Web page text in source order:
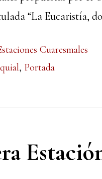
“La Eucaristía,
Cuaresmales
, Portada